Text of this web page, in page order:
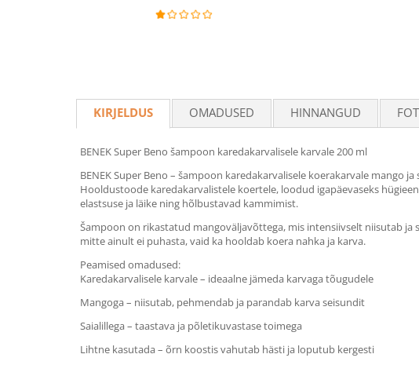
KIRJELDUS OMADUSED HINNANGUD
BENEK Super Beno šampoon karedakarvalisele karvale 200 ml
BENEK Super Beno – šampoon karedakarvalisele koerakarvale mango ja
Hooldustoode karedakarvalistele koertele, loodud igapäevaseks
elastsuse ja läike ning hõlbustavad kammimist.
Šampoon on rikastatud mangoväljavõttega, mis intensiivselt niisutab
mitte ainult ei puhasta, vaid ka hooldab koera nahka ja karva.
Peamised omadused:
Karedakarvalisele karvale – ideaalne jämeda karvaga tõugudele
Mangoga – niisutab, pehmendab ja parandab karva seisundit
Saialillega – taastava ja põletikuvastase toimega
Lihtne kasutada – õrn koostis vahutab hästi ja loputub kergesti